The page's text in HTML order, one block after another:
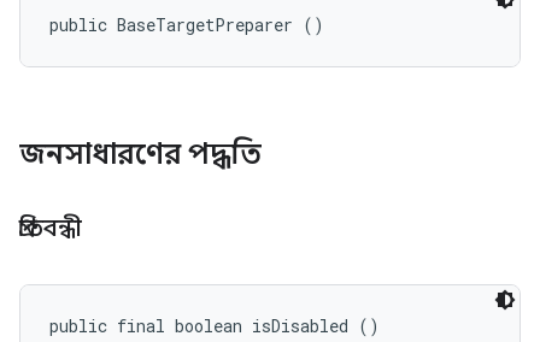
public BaseTargetPreparer ()
জনসাধারণের পদ্ধতি
প্রতিবন্ধী
public final boolean isDisabled ()